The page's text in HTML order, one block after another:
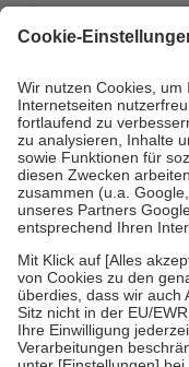
mit.
Grundsätzlich leisten
höchstens zehn Euro.
Kosten der Leistung zu
Diese Regeln gelten
Bei Heilmitteln und
Zuzahlung zehn Prozent
Verordnung.
Um das Engagement der
stärken und die
fallenkeine Zuzahlungen
• Kindern und
mit Ausnahme der
• Untersuchungen zur
GKV getragen werden